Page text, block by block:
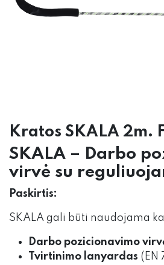
Kratos SKALA 2m.
SKALA – Darbo
virvė su
Paskirtis:
SKALA gali būti naudojama
Darbo pozicionavimo
Tvirtinimo lanyardas (EN